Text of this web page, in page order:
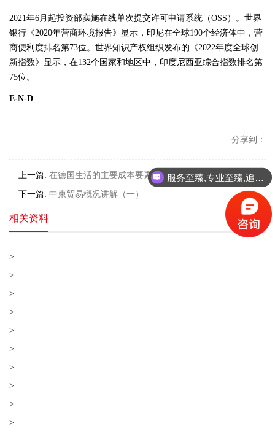
2021年6月起投资部实施在线单次提交许可申请系统（OSS）。世界
银行《2020年营商环境报告》显示，印尼在全球190个经济体中，营
商便利度排名第73位。世界知识产权组织发布的《2022年度全球创
新指数》显示，在132个国家和地区中，印度尼西亚综合指数排名第
75位。
E-N-D
分享到：
上一篇: 在德国生活的主要成本要素
下一篇: 中柬贸易概况讲解（一）
相关资料
>
>
>
>
>
>
>
>
>
>